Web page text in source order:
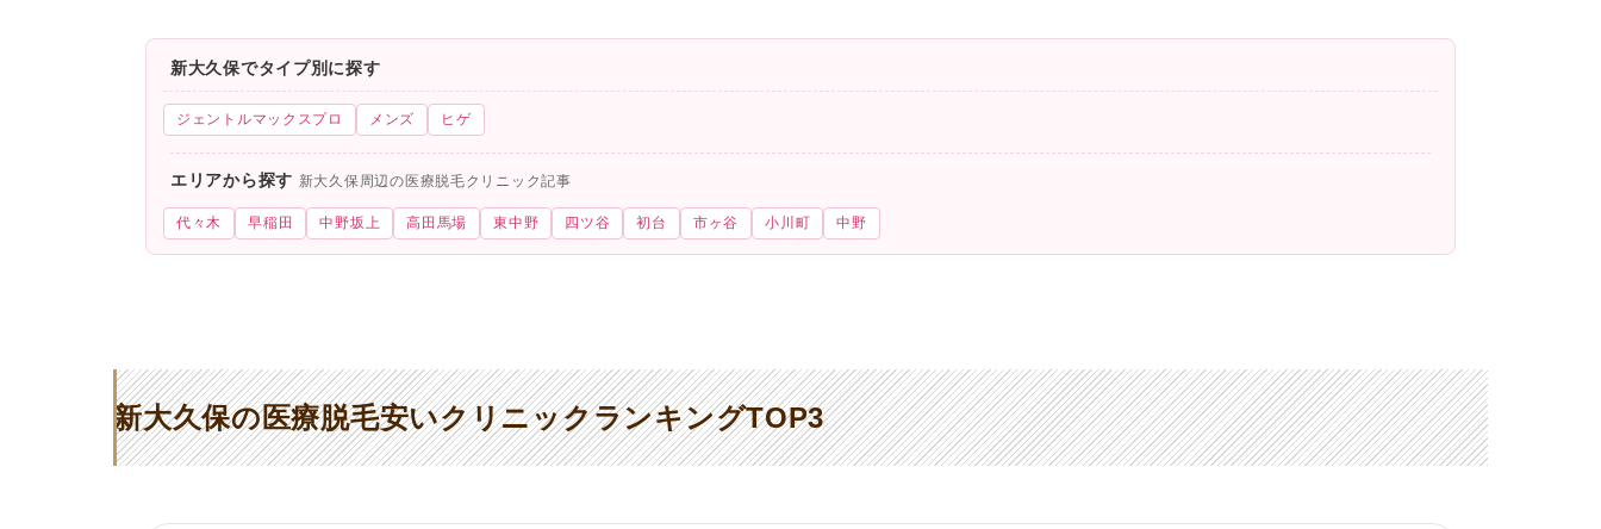
新大久保でタイプ別に探す
ジェントルマックスプロ メンズ ヒゲ
エリアから探す 新大久保周辺の医療脱毛クリニック記事
代々木 早稲田 中野坂上 高田馬場 東中野 四ツ谷 初台 市ヶ谷 小川町 中野
新大久保の医療脱毛安いクリニックランキングTOP3